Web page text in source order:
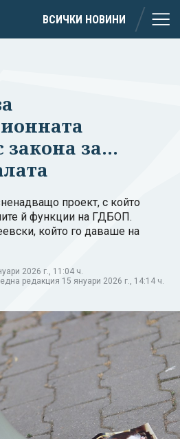
ВСИЧКИ НОВИНИ
за...
проект, с който
й функции на ГДБОП.
който го даваше на
2026 г., 11:04 ч.
редакция 15 януари 2026 г., 14:14 ч.